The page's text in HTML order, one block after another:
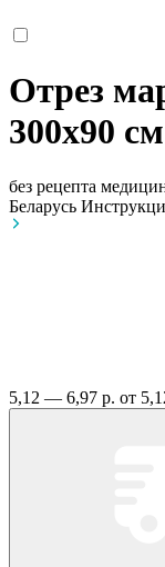
Отрез
300х90 см
без рецепта
Беларусь
5,12 — 6,97 р. от